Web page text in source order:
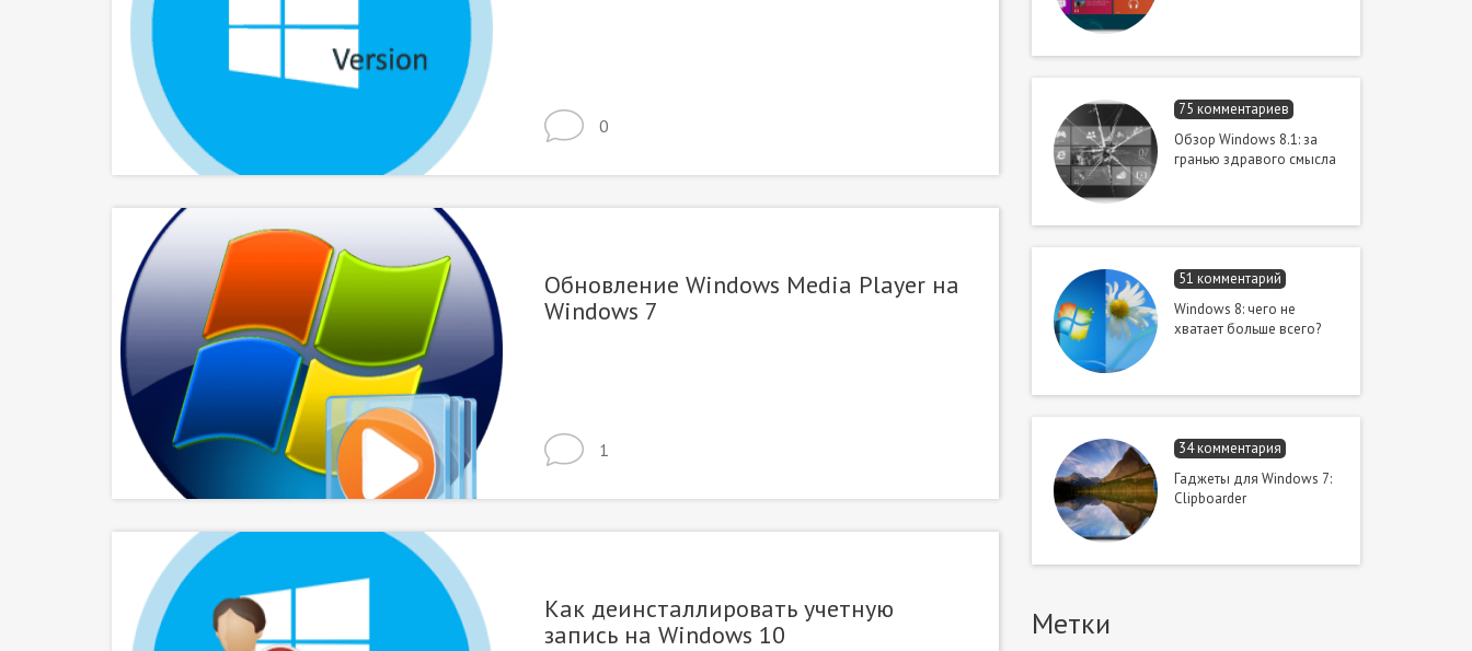
0
Обновление Windows Media Player на
Windows 7
1
Как деинсталлировать учетную
запись на Windows 10
75 комментариев
Обзор Windows 8.1: за
гранью здравого смысла
51 комментарий
Windows 8: чего не
хватает больше всего?
34 комментария
Гаджеты для Windows 7:
Clipboarder
Метки